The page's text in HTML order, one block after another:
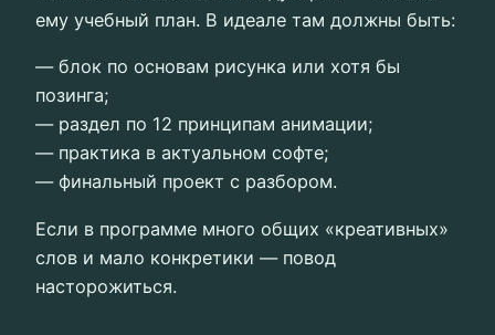
ему учебный план. В идеале там должны быть:
— блок по основам рисунка или хотя бы
позинга;
— раздел по 12 принципам анимации;
— практика в актуальном софте;
— финальный проект с разбором.
Если в программе много общих «креативных»
слов и мало конкретики — повод
насторожиться.